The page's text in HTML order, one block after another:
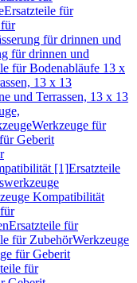
Ersatzteile für
für drinnen und
für drinnen und
für Bodenabläufe 13 x
13 x 13
und Terrassen, 13 x 13
Werkzeuge für
Geberit
[1]Ersatzteile
Kompatibilität
Ersatzteile für
für ZubehörWerkzeuge
für Geberit
für